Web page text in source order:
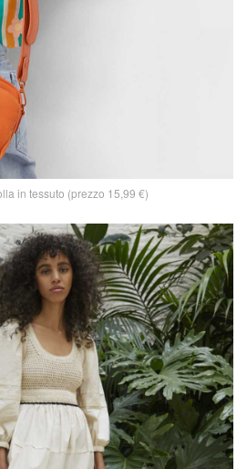
in tessuto (prezzo 15,99 €)